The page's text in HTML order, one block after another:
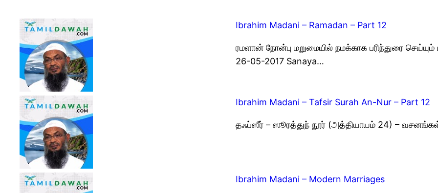
Ibrahim Madani – Ramadan – Part 12
ரமளான் நோன்பு மறுமையில் நமக்காக பரிந்துரை
26-05-2017 Sanaya…
Ibrahim Madani – Tafsir Surah An-Nur – Part 12
தஃப்ஸீர் – ஸூரத்துந் நூர் (அத்தியாயம் 24) –
Ibrahim Madani – Modern Marriages